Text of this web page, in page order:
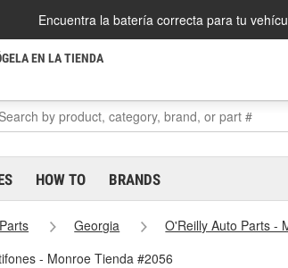
Encuentra la batería correcta para tu
EN LA TIENDA
HOW TO BRANDS
Georgia
O'Reilly Auto Parts -
- Monroe Tienda #2056